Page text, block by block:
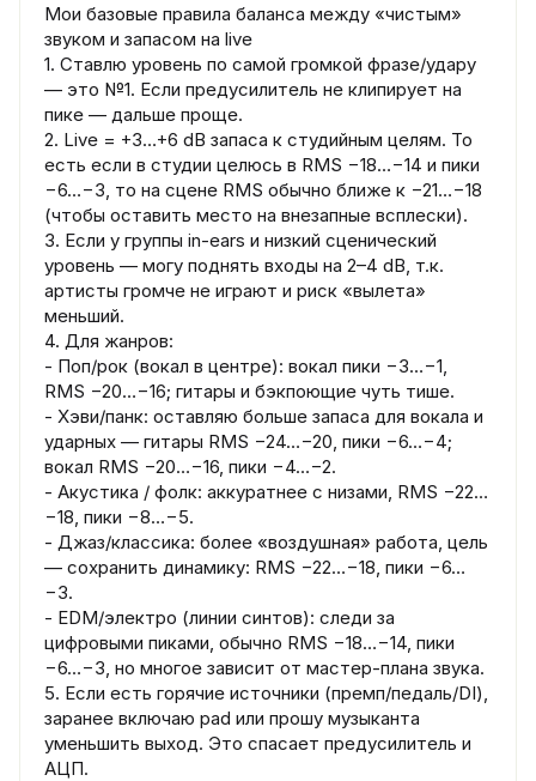
Мои базовые правила баланса между «чистым»
звуком и запасом на live
1. Ставлю уровень по самой громкой фразе/удару
— это №1. Если предусилитель не клипирует на
пике — дальше проще.
2. Live = +3…+6 dB запаса к студийным целям. То
есть если в студии целюсь в RMS −18…−14 и пики
−6…−3, то на сцене RMS обычно ближе к −21…−18
(чтобы оставить место на внезапные всплески).
3. Если у группы in-ears и низкий сценический
уровень — могу поднять входы на 2–4 dB, т.к.
артисты громче не играют и риск «вылета»
меньший.
4. Для жанров:
- Поп/рок (вокал в центре): вокал пики −3…−1,
RMS −20…−16; гитары и бэкпоющие чуть тише.
- Хэви/панк: оставляю больше запаса для вокала и
ударных — гитары RMS −24…−20, пики −6…−4;
вокал RMS −20…−16, пики −4…−2.
- Акустика / фолк: аккуратнее с низами, RMS −22…
−18, пики −8…−5.
- Джаз/классика: более «воздушная» работа, цель
— сохранить динамику: RMS −22…−18, пики −6…
−3.
- EDM/электро (линии синтов): следи за
цифровыми пиками, обычно RMS −18…−14, пики
−6…−3, но многое зависит от мастер‑плана звука.
5. Если есть горячие источники (премп/педаль/DI),
заранее включаю pad или прошу музыканта
уменьшить выход. Это спасает предусилитель и
АЦП.